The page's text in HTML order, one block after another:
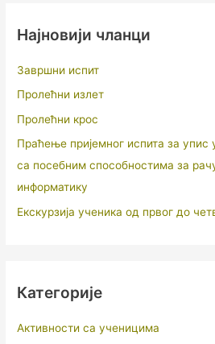
Најновији чланци
Завршни испит
Пролећни излет
Пролећни крос
Праћење пријемног испита за
са посебним способностима за
информатику
Екскурзија ученика од првог до
Категорије
Активности са ученицима